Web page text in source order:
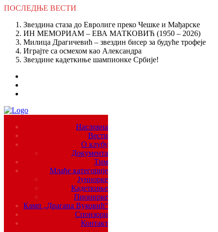
ПОСЛЕДЊЕ ВЕСТИ
Звездина стаза до Евролиге преко Чешке и Мађарске
ИН МЕМОРИАМ – ЕВА МАТКОВИЋ (1950 – 2026)
Милица Драгичевић – звездин бисер за будуће трофеје
Играјте са осмехом као Александра
Звездине кадеткиње шампионке Србије!
Насловна
Вести
О клубу
Документа
Тим
Млађе категорије
Јуниорке
Кадеткиње
Пионирке
Камп „Драгана Вуковић“
Спонзори
Контакт